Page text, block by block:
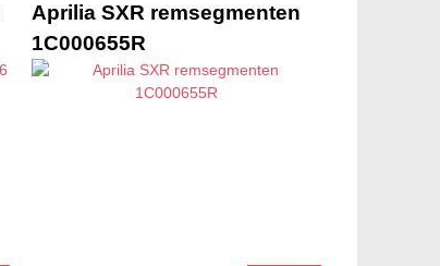
Aprilia SXR remsegmenten
1C000655R